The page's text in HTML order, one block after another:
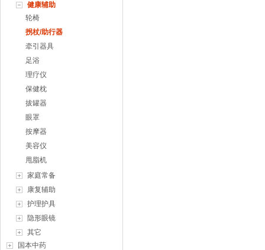
健康辅助
轮椅
拐杖/助行器
牵引器具
足浴
理疗仪
保健枕
拔罐器
眼罩
按摩器
美容仪
甩脂机
家庭常备
康复辅助
护理护具
隐形眼镜
其它
国本中药